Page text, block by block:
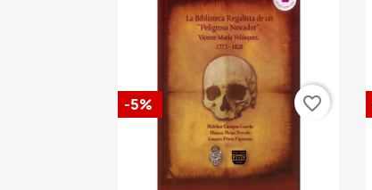
-5% favorite_border